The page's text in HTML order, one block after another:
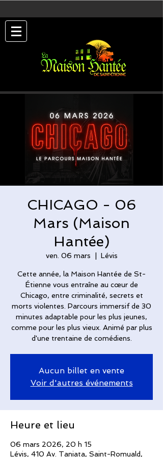
CHICAGO - 06
Mars (Maison
Hantée)
ven. 06 mars Lévis
Cette année, la Maison Hantée de St-
Étienne vous entraîne au cœur de
Chicago, entre criminalité, secrets et
morts violentes. Parcours immersif de 30
minutes adaptable pour les plus jeunes,
comme pour les plus vieux. Animé par plus
d'une trentaine de comédiens.
Aucun billet en vente
Voir d'autres événements
Heure et lieu
06 mars 2026, 20 h 15
Lévis, 410 Av. Taniata, Saint-Romuald,